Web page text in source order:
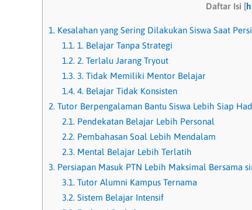
Daftar Isi [
1. Kesalahan yang Sering Dilakukan Siswa Saat
1.1.1. Belajar Tanpa Strategi
1.2.2. Terlalu Jarang Tryout
1.3.3. Tidak Memiliki Mentor Belajar
1.4.4. Belajar Tidak Konsisten
2. Tutor Berpengalaman Bantu Siswa Lebih Siap
2.1.Pendekatan Belajar Lebih Personal
2.2.Pembahasan Soal Lebih Mendalam
2.3.Mental Belajar Lebih Terlatih
3. Persiapan Masuk PTN Lebih Maksimal Bersama
3.1.Tutor Alumni Kampus Ternama
3.2.Sistem Belajar Intensif